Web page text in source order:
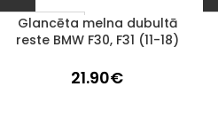
1–3 d. d.
Glancēta melna dubultā
reste BMW F30, F31 (11-18)
21.90€